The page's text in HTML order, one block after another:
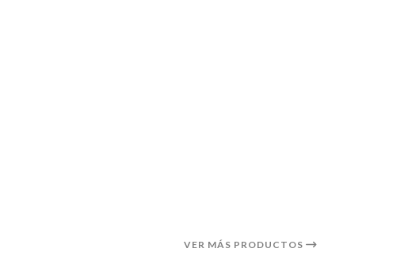
VER MÁS PRODUCTOS